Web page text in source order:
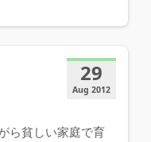
29
Aug 2012
ら貧しい家庭で育